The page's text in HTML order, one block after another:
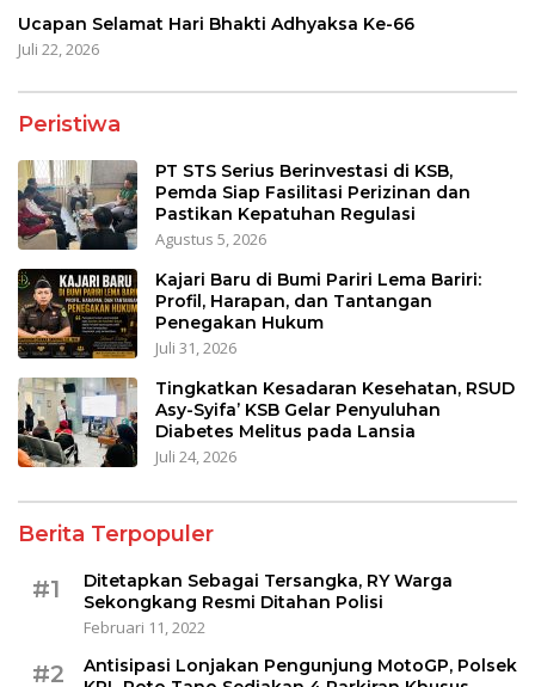
Ucapan Selamat Hari Bhakti Adhyaksa Ke-66
Juli 22, 2026
Peristiwa
PT STS Serius Berinvestasi di KSB,
Pemda Siap Fasilitasi Perizinan dan
Pastikan Kepatuhan Regulasi
Agustus 5, 2026
Kajari Baru di Bumi Pariri Lema Bariri:
Profil, Harapan, dan Tantangan
Penegakan Hukum
Juli 31, 2026
Tingkatkan Kesadaran Kesehatan, RSUD
Asy-Syifa’ KSB Gelar Penyuluhan
Diabetes Melitus pada Lansia
Juli 24, 2026
Berita Terpopuler
#1
Ditetapkan Sebagai Tersangka, RY Warga
Sekongkang Resmi Ditahan Polisi
Februari 11, 2022
#2
Antisipasi Lonjakan Pengunjung MotoGP, Polsek